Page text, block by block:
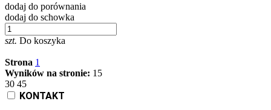
dodaj do porównania
dodaj do schowka
szt. Do koszyka
Strona 1
Wyników na stronie: 15
30 45
KONTAKT